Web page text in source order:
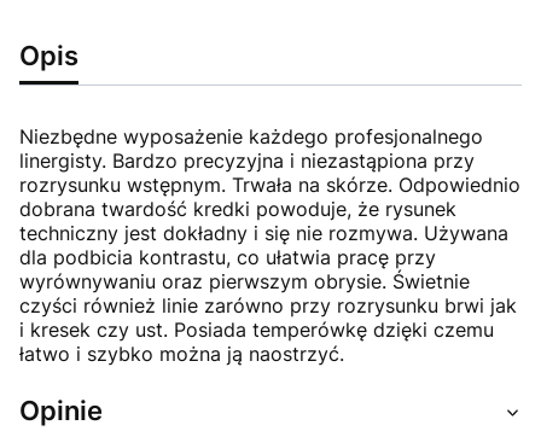
Opis
Niezbędne wyposażenie każdego profesjonalnego
linergisty. Bardzo precyzyjna i niezastąpiona przy
rozrysunku wstępnym. Trwała na skórze. Odpowiednio
dobrana twardość kredki powoduje, że rysunek
techniczny jest dokładny i się nie rozmywa. Używana
dla podbicia kontrastu, co ułatwia pracę przy
wyrównywaniu oraz pierwszym obrysie. Świetnie
czyści również linie zarówno przy rozrysunku brwi jak
i kresek czy ust. Posiada temperówkę dzięki czemu
łatwo i szybko można ją naostrzyć.
Opinie